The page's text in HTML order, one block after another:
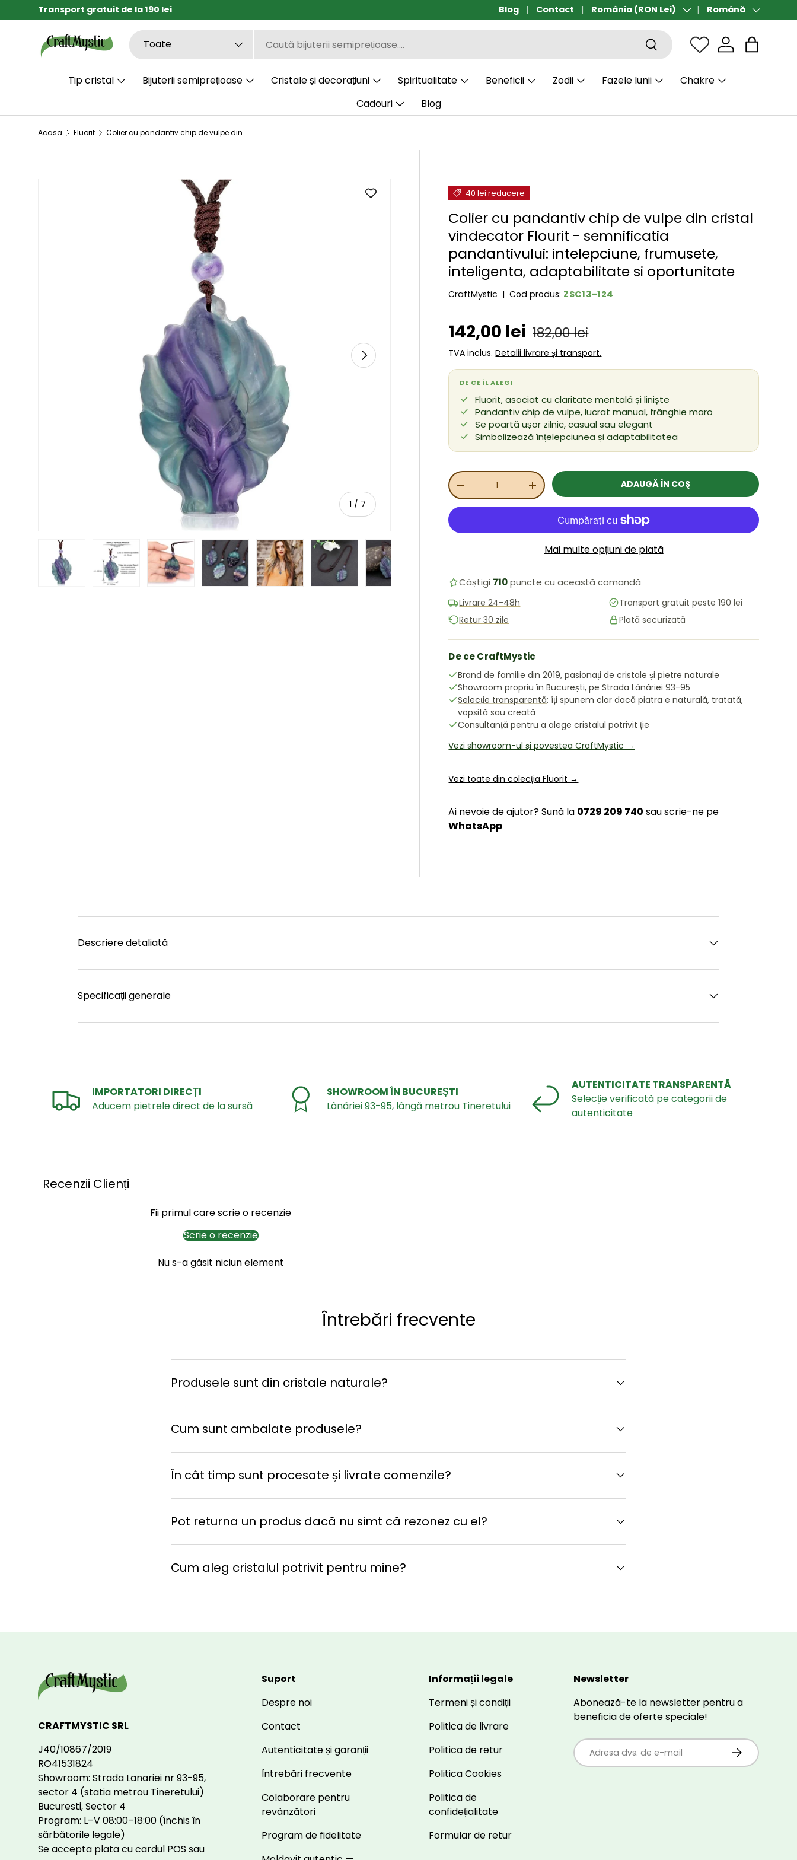
SARI LA CONȚINUT
Transport gratuit de la 190 lei Cadou la alegere peste 300 lei 🎁
Blog Contact Țară/Regiune
România (RON Lei) LimbăRomână
Căutare
Tipul de produs
Toate Căutare Sac
Tip cristal Bijuterii semiprețioase Cristale și decorațiuni Spiritualitate Beneficii Zodii Fazele lunii
Chakre
Cadouri
Blog
Acasă Fluorit Colier cu pandantiv chip de vulpe din cristal vindecator Flourit - semnificatia pandantivului: intelepciune, frumusete, inteligenta, adaptabilitate si oportunitate
SARI LA INFORMAȚIILE DESPRE PRODUS
1 / de
7
URMĂTORUL
40 lei reducere
Colier cu pandantiv chip de vulpe din cristal
vindecator Flourit - semnificatia
pandantivului: intelepciune, frumusete,
inteligenta, adaptabilitate si oportunitate
CraftMystic |Cod produs: ZSC13-124
Preț de vânzare
142,00 lei Preț obișnuit
182,00 lei
TVA inclus.Detalii livrare și transport.
DE CE ÎL ALEGI
Fluorit, asociat cu claritate mentală și liniște
Pandantiv chip de vulpe, lucrat manual, frânghie maro
Se poartă ușor zilnic, casual sau elegant
Simbolizează înțelepciunea și adaptabilitatea
Cant.
REDUCEȚI CANTITATEAMĂRIȚI CANTITATEA ADAUGĂ ÎN COŞ
Mai multe opțiuni de plată
Câștigi 710puncte cu această comandă
Livrare 24-48h
Transport gratuit peste 190 lei
Retur 30 zile
Plată securizată
De ce CraftMystic
Brand de familie din 2019, pasionați de cristale și pietre naturale
Showroom propriu în București, pe Strada Lânăriei 93-95
Selecție transparentă: îți spunem clar dacă piatra e naturală, tratată,
vopsită sau creată
Consultanță pentru a alege cristalul potrivit ție
Vezi showroom-ul și povestea CraftMystic →
Vezi toate din colecția Fluorit →
Ai nevoie de ajutor? Sună la 0729 209 740 sau scrie-ne pe
WhatsApp
Descriere detaliată
Specificații generale
IMPORTATORI DIRECȚI
Aducem pietrele direct de la sursă
SHOWROOM ÎN BUCUREȘTI
Lânăriei 93-95, lângă metrou Tineretului
AUTENTICITATE TRANSPARENTĂ
Selecție verificată pe categorii de
autenticitate
Recenzii Clienți
Fii primul care scrie o recenzie
Scrie o recenzie
Nu s-a găsit niciun element
Întrebări frecvente
Produsele sunt din cristale naturale?
Cum sunt ambalate produsele?
În cât timp sunt procesate și livrate comenzile?
Pot returna un produs dacă nu simt că rezonez cu el?
Cum aleg cristalul potrivit pentru mine?
CRAFTMYSTIC SRL
J40/10867/2019
RO41531824
Showroom: Strada Lanariei nr 93-95,
sector 4 (statia metrou Tineretului)
Bucuresti, Sector 4
Program: L–V 08:00–18:00 (închis în
sărbătorile legale)
Se accepta plata cu cardul POS sau
Suport
Despre noi
Contact
Autenticitate și garanții
Întrebări frecvente
Colaborare pentru
revânzători
Program de fidelitate
Informații legale
Termeni și condiții
Politica de livrare
Politica de retur
Politica Cookies
Politica de
confidețialitate
Formular de retur
Newsletter
Abonează-te la newsletter pentru a
beneficia de oferte speciale!
E-mail ABONEAZĂ-TE